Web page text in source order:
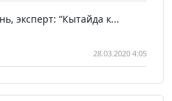
эксперт: “Кытайда к...
28.03.2020 4:05